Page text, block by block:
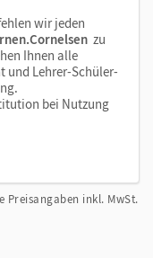
wir jeden
zu
Ihnen alle
und Lehrer-Schüler-
bei Nutzung
Preisangaben inkl. MwSt.